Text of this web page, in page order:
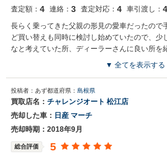
査定額： 4 連絡： 3 査定対応： 4 車引渡し： 4
長らく乗ってきた父親の形見の愛車だったので
ど買い替えも同時に検討し始めていたので、少
なと考えていた所、ディーラーさんに良い所を
▼ 全てを表示する
投稿者：あず都道府県： 島根県
買取店名： チャレンジオート 松江店
売却した車： 日産 マーチ
売却時期：2018年9月
総合評価 5